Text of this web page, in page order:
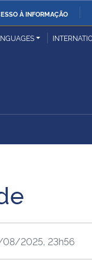
À INFORMAÇÃO
Relações
do Brasil
2025, 23h56